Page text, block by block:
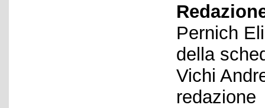
Pernich
della
Vichi
redazione